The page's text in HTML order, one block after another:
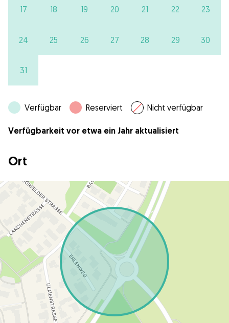
17 18 19 20 21 22 23
24 25 26 27 28 29 30
31
Verfügbar Reserviert Nicht verfügbar
Verfügbarkeit vor etwa ein Jahr aktualisiert
Ort